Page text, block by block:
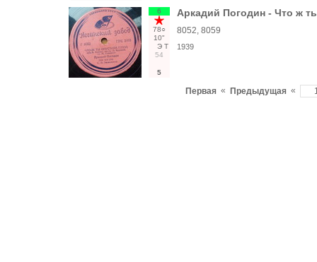
6
78○
10"
Э Т
54
5
Аркадий Погодин - Что ж
8052, 8059
1939
Первая « Предыдущая «